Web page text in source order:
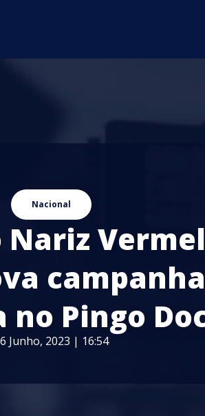
Nacional
Nariz
campanha
Pingo
Junho, 2023 | 16:54